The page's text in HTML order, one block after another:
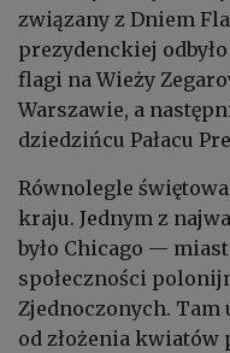
związany z Dniem
prezydenckiej
flagi na Wieży
Warszawie, a
dziedzińcu Pałacu
Równolegle
kraju. Jednym z
było Chicago —
społeczności
Zjednoczonych. Tam
od złożenia